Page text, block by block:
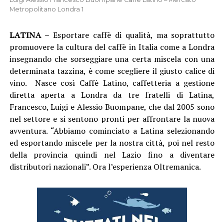
Metropolitano Londra 1
LATINA– Esportare caffè di qualità, ma soprattutto
promuovere la cultura del caffè in Italia come a Londra
insegnando che sorseggiare una certa miscela con una
determinata tazzina, è come scegliere il giusto calice di
vino. Nasce così Caffè Latino, caffetteria a gestione
diretta aperta a Londra da tre fratelli di Latina,
Francesco, Luigi e Alessio Buompane, che dal 2005 sono
nel settore e si sentono pronti per affrontare la nuova
avventura. “Abbiamo cominciato a Latina selezionando
ed esportando miscele per la nostra città, poi nel resto
della provincia quindi nel Lazio fino a diventare
distributori nazionali”. Ora l’esperienza Oltremanica.